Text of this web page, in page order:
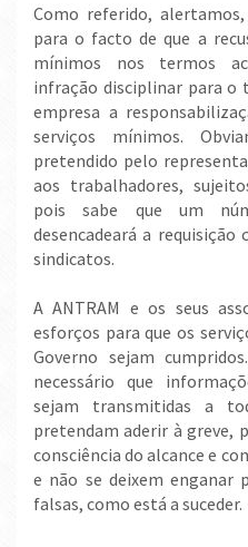
Como referido,
para o facto de que a
mínimos nos termos
infração disciplinar para o
empresa a
serviços mínimos.
pretendido pelo
aos trabalhadores,
pois sabe que um
desencadeará a
sindicatos.
A ANTRAM e os seus
esforços para que os
Governo sejam
necessário que
sejam transmitidas a
pretendam aderir à greve,
consciência do alcance e
e não se deixem enganar
falsas, como está a suceder.